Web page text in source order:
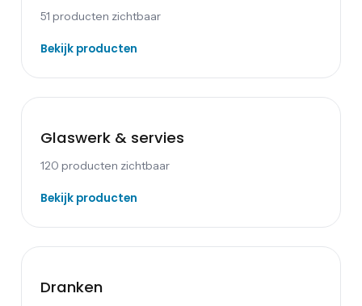
51 producten zichtbaar
Bekijk producten
Glaswerk & servies
120 producten zichtbaar
Bekijk producten
Dranken